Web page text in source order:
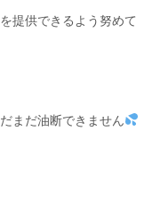
提供できるよう努めて
まだ油断できません